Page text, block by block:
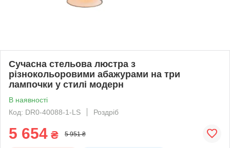
Сучасна стельова люстра з
різнокольоровими абажурами на три
лампочки у стилі модерн
В наявності
Код: DR0-40088-1-LS
Роздріб
5 654 ₴ 5 951 ₴